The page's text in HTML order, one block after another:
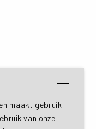
maakt gebruik
van onze